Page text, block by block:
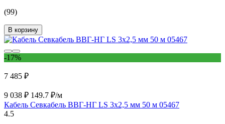
(99)
В корзину
-17%
7 485 ₽
9 038 ₽ 149.7 ₽/м
Кабель Севкабель ВВГ-НГ LS 3х2,5 мм 50 м 05467
4.5